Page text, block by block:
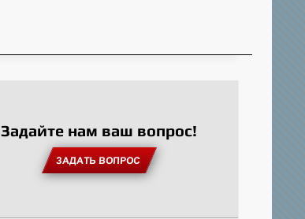
Задайте нам ваш вопрос!
ЗАДАТЬ ВОПРОС